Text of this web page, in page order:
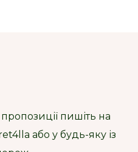
пишіть на
або у будь-яку із